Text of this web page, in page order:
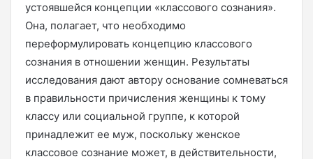
устоявшейся концепции «классового сознания».
Она, полагает, что необходимо
переформулировать концепцию классового
сознания в отношении женщин. Результаты
исследования дают автору основание сомневаться
в правильности причисления женщины к тому
классу или социальной группе, к которой
принадлежит ее муж, поскольку женское
классовое сознание может, в действительности,